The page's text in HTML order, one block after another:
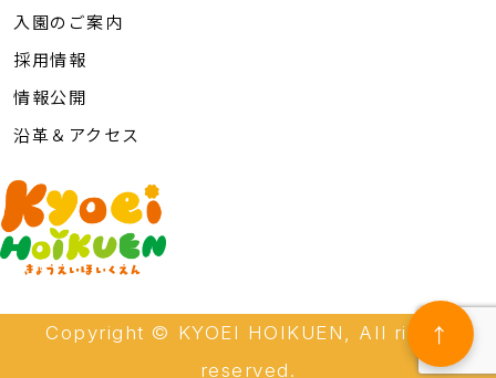
↑
入園のご案内
採用情報
情報公開
沿革＆アクセス
Copyright © KYOEI HOIKUEN, All rights
reserved.